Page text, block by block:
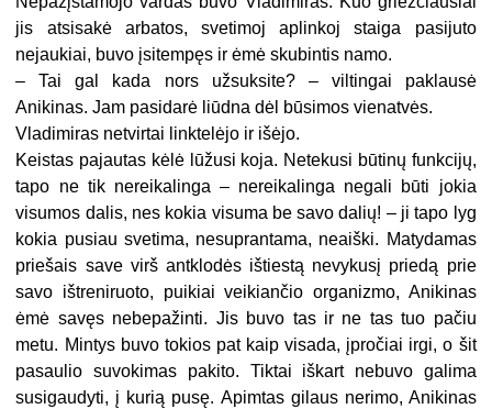
jis atsisakė arbatos, svetimoj aplinkoj staiga pasijuto
nejaukiai, buvo įsitempęs ir ėmė skubintis namo.
– Tai gal kada nors užsuksite? – viltingai paklausė
Anikinas. Jam pasidarė liūdna dėl būsimos vienatvės.
Vladimiras netvirtai linktelėjo ir išėjo.
Keistas pajautas kėlė lūžusi koja. Netekusi būtinų funkcijų,
tapo ne tik nereikalinga – nereikalinga negali būti jokia
visumos dalis, nes kokia visuma be savo dalių! – ji tapo lyg
kokia pusiau svetima, nesuprantama, neaiški. Matydamas
priešais save virš antklodės ištiestą nevykusį priedą prie
savo ištreniruoto, puikiai veikiančio organizmo, Anikinas
ėmė savęs nebepažinti. Jis buvo tas ir ne tas tuo pačiu
metu. Mintys buvo tokios pat kaip visada, įpročiai irgi, o šit
pasaulio suvokimas pakito. Tiktai iškart nebuvo galima
susigaudyti, į kurią pusę. Apimtas gilaus nerimo, Anikinas